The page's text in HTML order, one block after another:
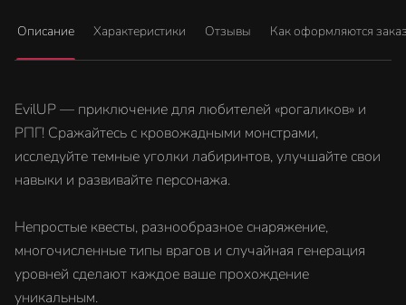
Описание Характеристики Отзывы Как оформляются
EvilUP — приключение для любителей «рогаликов» и
РПГ! Сражайтесь с кровожадными монстрами,
исследуйте темные уголки лабиринтов, улучшайте свои
навыки и развивайте персонажа.
Непростые квесты, разнообразное снаряжение,
многочисленные типы врагов и случайная генерация
уровней сделают каждое ваше прохождение
уникальным.